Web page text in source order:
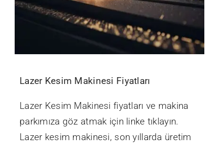
Lazer Kesim Makinesi Fiyatları
Lazer Kesim Makinesi fiyatları ve makina
parkımıza göz atmak için linke tıklayın.
Lazer kesim makinesi, son yıllarda üretim